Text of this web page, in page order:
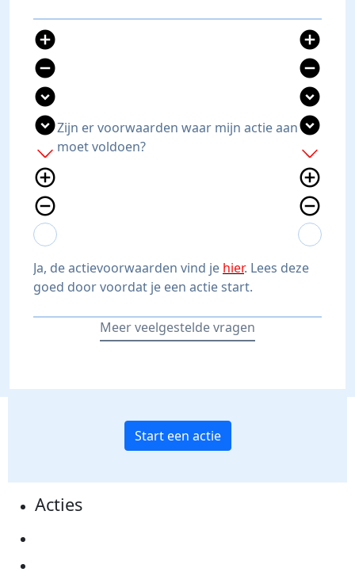
add_circle
remove_circle
expand_circle_down
expand_circle_down
add
add_circle_outline
remove_circle_outline
expand_more
expand_less
Zijn er voorwaarden waar mijn actie aan
moet voldoen?
add_circle
remove_circle
expand_circle_down
expand_circle_down
add
add_circle_outline
remove_circle_outline
expand_more
expand_less
Ja, de actievoorwaarden vind je hier. Lees deze
goed door voordat je een actie start.
Meer veelgestelde vragen
Start een actie
Acties